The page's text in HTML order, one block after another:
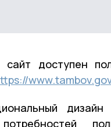
сайт доступен
дизайн